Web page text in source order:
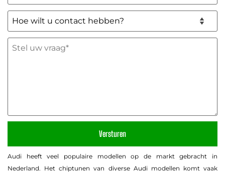
Hoe
wilt
u
contact
hebben?
uw
vraag
Audi heeft veel populaire modellen op de markt gebracht in
Nederland. Het chiptunen van diverse Audi modellen komt vaak